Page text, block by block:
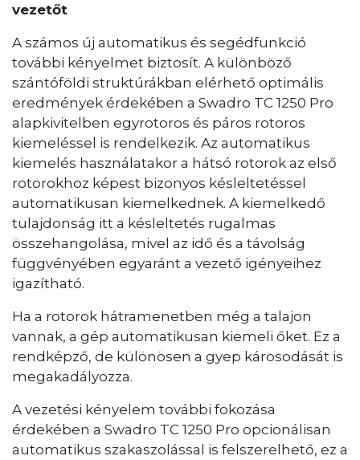
vezetőt
A számos új automatikus és segédfunkció
további kényelmet biztosít. A különböző
szántóföldi struktúrákban elérhető optimális
eredmények érdekében a Swadro TC 1250 Pro
alapkivitelben egyrotoros és páros rotoros
kiemeléssel is rendelkezik. Az automatikus
kiemelés használatakor a hátsó rotorok az első
rotorokhoz képest bizonyos késleltetéssel
automatikusan kiemelkednek. A kiemelkedő
tulajdonság itt a késleltetés rugalmas
összehangolása, mivel az idő és a távolság
függvényében egyaránt a vezető igényeihez
igazítható.
Ha a rotorok hátramenetben még a talajon
vannak, a gép automatikusan kiemeli őket. Ez a
rendképző, de különösen a gyep károsodását is
megakadályozza.
A vezetési kényelem további fokozása
érdekében a Swadro TC 1250 Pro opcionálisan
automatikus szakaszolással is felszerelhető, ez a